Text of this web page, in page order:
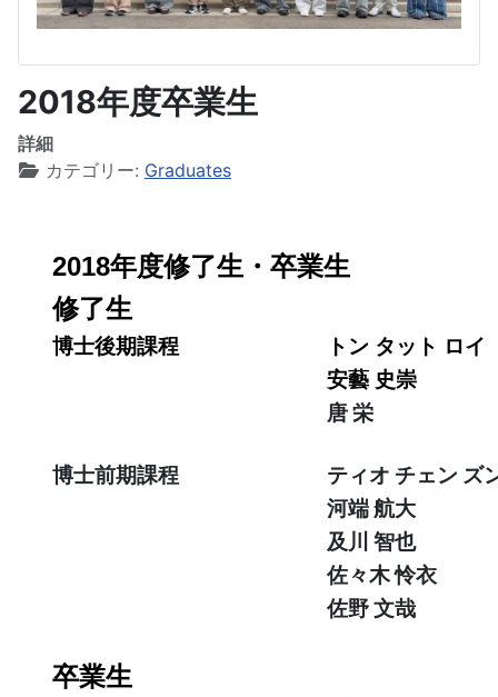
2018年度卒業生
詳細
カテゴリー: Graduates
2018年度修了生・卒業生
修了生
博士後期課程
トン タット ロイ
安藝 史崇
唐 栄
博士前期課程
ティオ チェン ズ
河端 航大
及川 智也
佐々木 怜衣
佐野 文哉
卒業生